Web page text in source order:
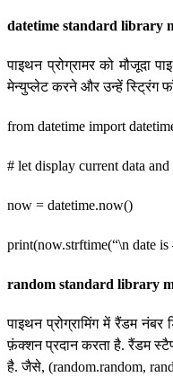
datetime standard library
पाइथन प्रोग्रामर को मौजूदा
मेन्युप्लेट करने और उन्हें स्ट्रिंग
from datetime import
# let display current data
now = datetime.now()
print(now.strftime(“\n date
random standard library
पाइथन प्रोग्रामिंग में रैंडम
फ़ंक्शन प्रदान करता है. रैंडम
है. जैसे, (random.random,